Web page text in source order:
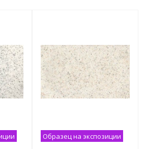
Образец на экспозиции